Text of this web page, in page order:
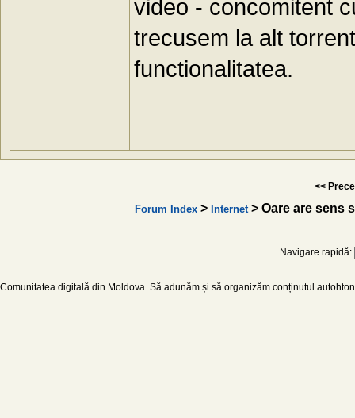
video - concomitent
trecusem la alt
functionalitatea.
<<
Forum Index > Internet> Oare are sens
Navigare rapidă:
Comunitatea digitală din Moldova. Să adunăm și să organizăm conținutul